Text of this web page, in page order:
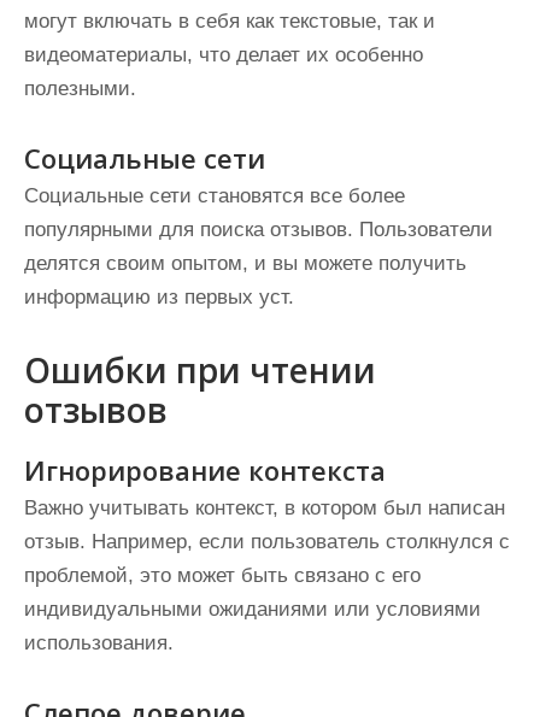
могут включать в себя как текстовые, так и
видеоматериалы, что делает их особенно
полезными.
Социальные сети
Социальные сети становятся все более
популярными для поиска отзывов. Пользователи
делятся своим опытом, и вы можете получить
информацию из первых уст.
Ошибки при чтении
отзывов
Игнорирование контекста
Важно учитывать контекст, в котором был написан
отзыв. Например, если пользователь столкнулся с
проблемой, это может быть связано с его
индивидуальными ожиданиями или условиями
использования.